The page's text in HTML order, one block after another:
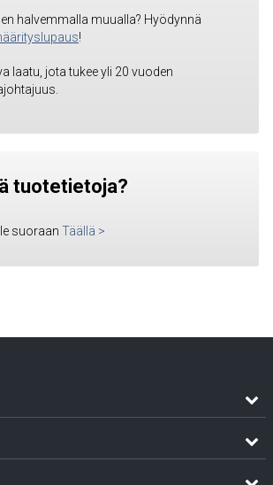
halvemmalla muualla? Hyödynnä
!
laatu, jota tukee yli 20 vuoden
tuotetietoja?
suoraan Täällä >